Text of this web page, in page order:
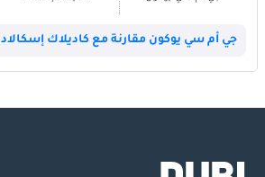
جي أم سي يوكون مقارنة مع كاديلاك إسكالاد